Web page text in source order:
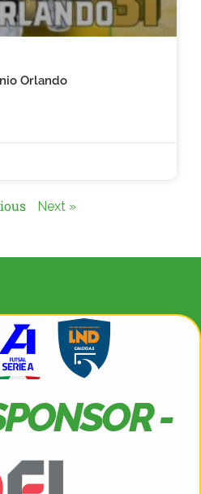
Orlando
Next »
-